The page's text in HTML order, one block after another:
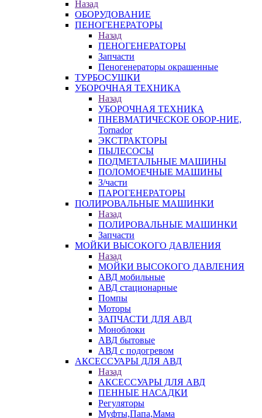
Назад
ОБОРУДОВАНИЕ
ПЕНОГЕНЕРАТОРЫ
Назад
ПЕНОГЕНЕРАТОРЫ
Запчасти
Пеногенераторы окрашенные
ТУРБОСУШКИ
УБОРОЧНАЯ ТЕХНИКА
Назад
УБОРОЧНАЯ ТЕХНИКА
ПНЕВМАТИЧЕСКОЕ ОБОР-НИЕ,
Tornador
ЭКСТРАКТОРЫ
ПЫЛЕСОСЫ
ПОДМЕТАЛЬНЫЕ МАШИНЫ
ПОЛОМОЕЧНЫЕ МАШИНЫ
З/части
ПАРОГЕНЕРАТОРЫ
ПОЛИРОВАЛЬНЫЕ МАШИНКИ
Назад
ПОЛИРОВАЛЬНЫЕ МАШИНКИ
Запчасти
МОЙКИ ВЫСОКОГО ДАВЛЕНИЯ
Назад
МОЙКИ ВЫСОКОГО ДАВЛЕНИЯ
АВД мобильные
АВД стационарные
Помпы
Моторы
ЗАПЧАСТИ ДЛЯ АВД
Моноблоки
АВД бытовые
АВД с подогревом
АКСЕССУАРЫ ДЛЯ АВД
Назад
АКСЕССУАРЫ ДЛЯ АВД
ПЕННЫЕ НАСАДКИ
Регуляторы
Муфты,Папа,Мама